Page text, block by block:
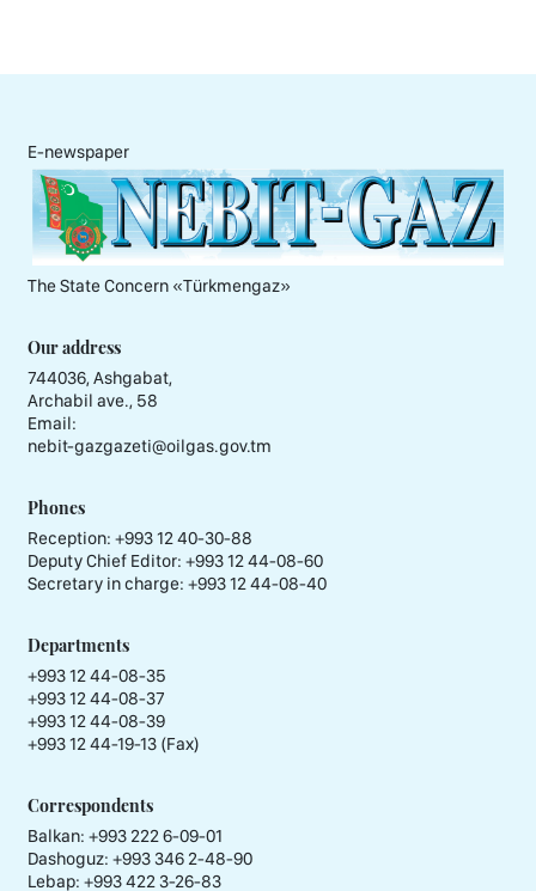
E-newspaper
The State Concern «Тürkmengaz»
Our address
744036, Ashgabat,
Archabil ave., 58
Email:
nebit-gazgazeti@oilgas.gov.tm
Phones
Reception: +993 12 40-30-88
Deputy Chief Editor: +993 12 44-08-60
Secretary in charge: +993 12 44-08-40
Departments
+993 12 44-08-35
+993 12 44-08-37
+993 12 44-08-39
+993 12 44-19-13 (Fax)
Correspondents
Balkan: +993 222 6-09-01
Dashoguz: +993 346 2-48-90
Lebap: +993 422 3-26-83